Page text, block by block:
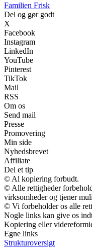
Familien Frisk
Del og gør godt
X
Facebook
Instagram
LinkedIn
YouTube
Pinterest
TikTok
Mail
RSS
Om os
Send mail
Presse
Promovering
Min side
Nyhedsbrevet
Affiliate
Del et tip
© Al kopiering forbudt.
© Alle rettigheder
virksomheder og tjener
© Vi forbeholder os alle
Nogle links kan give os
Kopiering eller
Egne links
Strukturoversigt